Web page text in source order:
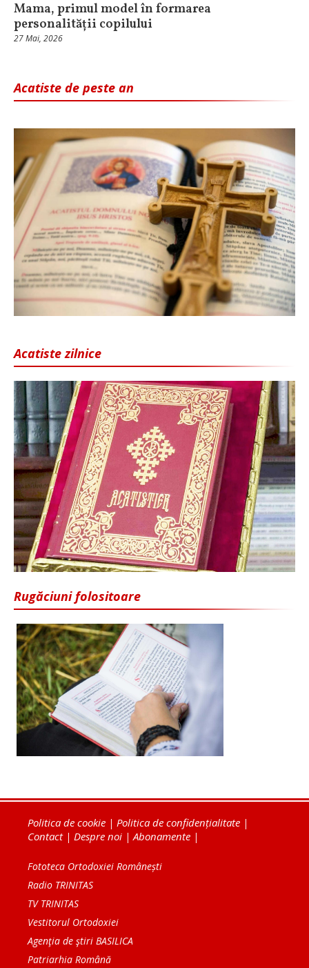
Mama, primul model în formarea
personalității copilului
27 Mai, 2026
Acatiste de peste an
Acatiste zilnice
Rugăciuni folositoare
Politica de cookie | Politica de confidențialitate |
Contact| Despre noi | Abonamente |
Fototeca Ortodoxiei Românești
Radio TRINITAS
TV TRINITAS
Vestitorul Ortodoxiei
Agenţia de ştiri BASILICA
Patriarhia Română